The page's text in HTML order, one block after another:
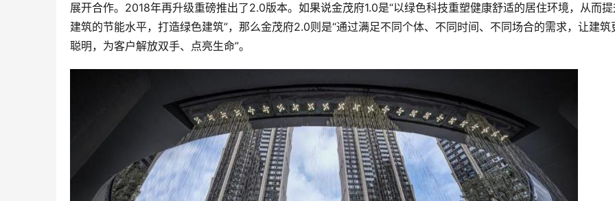
展开合作。2018年再升级重磅推出了2.0版本。如果说金茂府1.0是“以绿色科技重塑健康舒适的居住环境，从而
建筑的节能水平，打造绿色建筑”，那么金茂府2.0则是“通过满足不同个体、不同时间、不同场合的需求，让建筑
聪明，为客户解放双手、点亮生命”。